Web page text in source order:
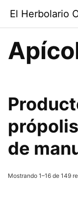
contenido
El Herbolario
de
Mostrando 1–16 de 149